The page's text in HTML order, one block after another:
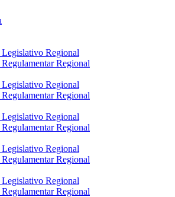
Regional
Regional
Regional
Regional
Regional
Regional
Regional
Regional
Regional
Regional